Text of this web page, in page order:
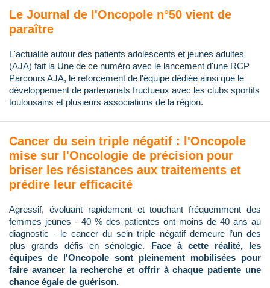
Le Journal de l'Oncopole n°50 vient de
paraître
L'actualité autour des patients adolescents et jeunes adultes
(AJA) fait la Une de ce numéro avec le lancement d'une RCP
Parcours AJA, le reforcement de l'équipe dédiée ainsi que le
développement de partenariats fructueux avec les clubs sportifs
toulousains et plusieurs associations de la région.
Cancer du sein triple négatif : l'Oncopole
mise sur l'Oncologie de précision pour
briser les résistances aux traitements et
prédire leur efficacité
Agressif, évoluant rapidement et touchant fréquemment des
femmes jeunes - 40 % des patientes ont moins de 40 ans au
diagnostic - le cancer du sein triple négatif demeure l’un des
plus grands défis en sénologie. Face à cette réalité, les
équipes de l'Oncopole sont pleinement mobilisées pour
faire avancer la recherche et offrir à chaque patiente une
chance égale de guérison.